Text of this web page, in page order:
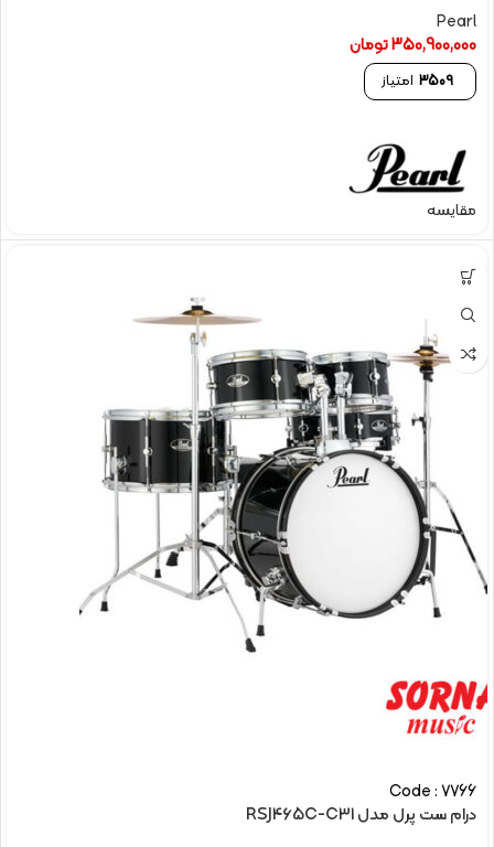
Pearl
350,900,000تومان
3509 امتیاز
مقایسه
Code : 7766
درام ست پرل مدل RSJ465C-C31